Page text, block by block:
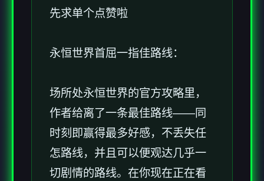
先求单个点赞啦
永恒世界首屈一指佳路线：
场所处永恒世界的官方攻略里，
作者给离了一条最佳路线——同
时刻即赢得最多好感，不丢失任
怎路线，并且可以便观达几乎一
切剧情的路线。在你现在正在看